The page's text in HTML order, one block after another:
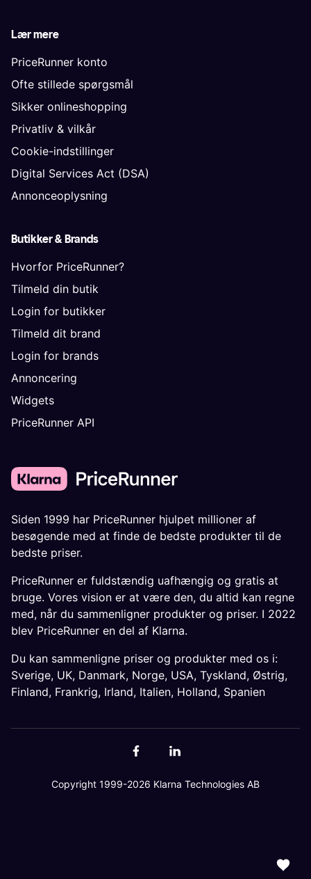
Lær mere
PriceRunner konto
Ofte stillede spørgsmål
Sikker onlineshopping
Privatliv & vilkår
Cookie-indstillinger
Digital Services Act (DSA)
Annonceoplysning
Butikker & Brands
Hvorfor PriceRunner?
Tilmeld din butik
Login for butikker
Tilmeld dit brand
Login for brands
Annoncering
Widgets
PriceRunner API
Siden 1999 har PriceRunner hjulpet millioner af
besøgende med at finde de bedste produkter til de
bedste priser.
PriceRunner er fuldstændig uafhængig og gratis at
bruge. Vores vision er at være den, du altid kan regne
med, når du sammenligner produkter og priser. I 2022
blev PriceRunner en del af Klarna.
Du kan sammenligne priser og produkter med os i:
Sverige, UK, Danmark, Norge, USA, Tyskland, Østrig,
Finland, Frankrig, Irland, Italien, Holland, Spanien
Copyright 1999-2026 Klarna Technologies AB